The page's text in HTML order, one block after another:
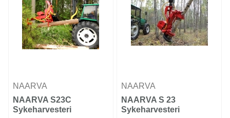
NAARVA
NAARVA S23C
Sykeharvesteri
NAARVA
NAARVA S 23
Sykeharvesteri